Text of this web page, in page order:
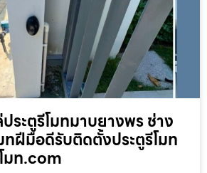
ระตูรีโมทมาบยางพร ช่าง
ทฝีมือดีรับติดตั้งประตูรีโมท
มท.com